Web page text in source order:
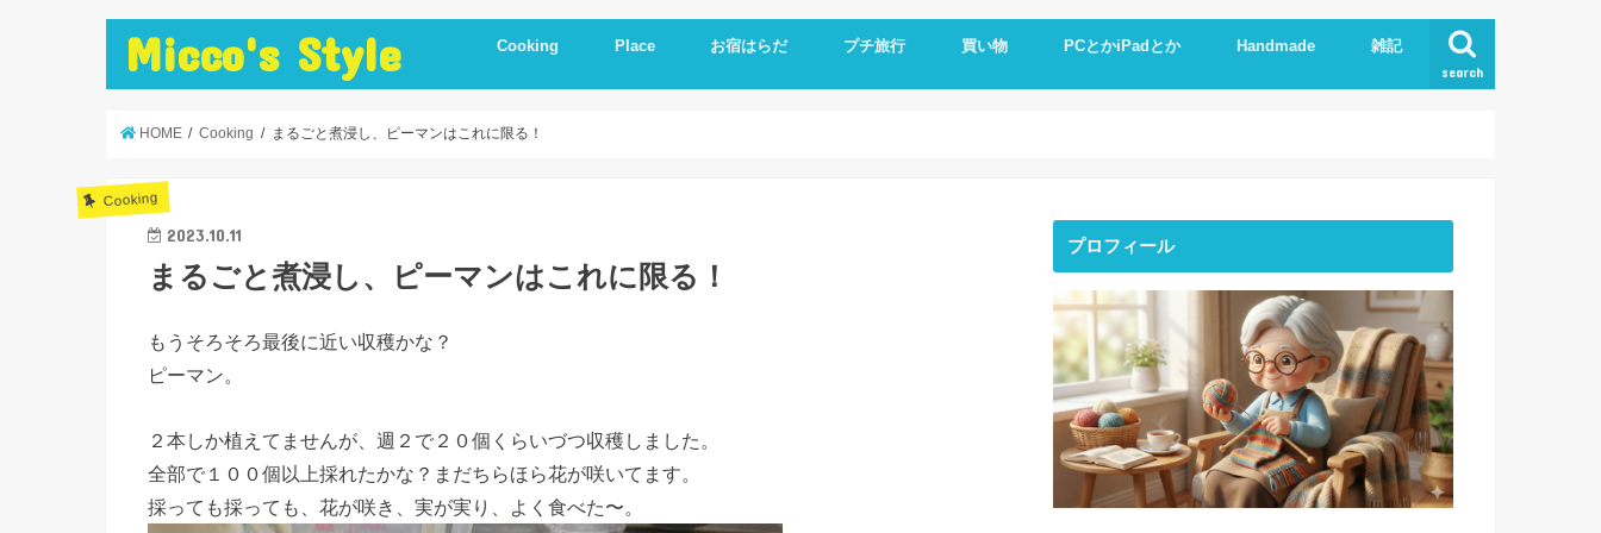
Micco's Style search
Cooking
cooking idea
冷蔵庫の残り物で作る
手抜き簡単レシピ
ダイエットレシピ
節約レシピ
保存食
炊飯器料理
簡単おやつ
低温調理
簡単＋一品
まかない
お弁当
レシピとか
美味しいもの
便利調理器
Place
崎戸
佐世保
長崎
大連
久留米
福岡
お宿はらだ
修学旅行
体験民宿夕ご飯
体験民宿朝食
プチ旅行
Hotel
朝食
ランチ
夕食
買い物
海外通販
PCとかiPadとか
iPhone
ipad
Excel.Word
AI
Handmade
Knit
ストーンアート
服作り
雑記
読書
HOME Cooking まるごと煮浸し、ピーマンはこれに限る！
Cooking
2023.10.11
まるごと煮浸し、ピーマンはこれに限る！
もうそろそろ最後に近い収穫かな？
ピーマン。
２本しか植えてませんが、週２で２０個くらいづつ収穫しました。
全部で１００個以上採れたかな？まだちらほら花が咲いてます。
採っても採っても、花が咲き、実が実り、よく食べた〜。
プロフィール